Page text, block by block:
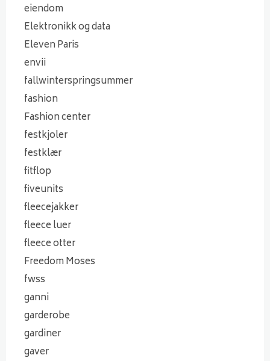
eiendom
Elektronikk og data
Eleven Paris
envii
fallwinterspringsummer
fashion
Fashion center
festkjoler
festklær
fitflop
fiveunits
fleecejakker
fleece luer
fleece otter
Freedom Moses
fwss
ganni
garderobe
gardiner
gaver